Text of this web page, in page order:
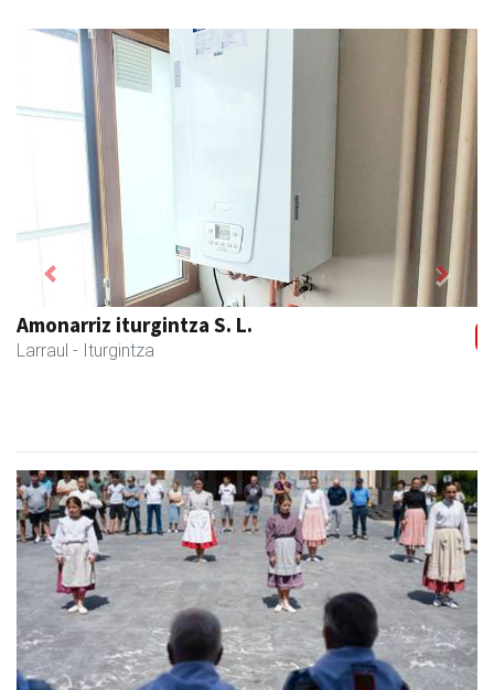
Amonarriz iturgintza S. L.
Larraul - Iturgintza
Previous Next